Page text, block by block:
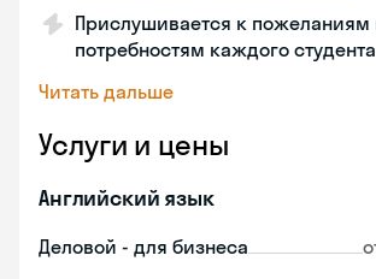
Прислушивается к пожеланиям
потребностям каждого студента
Читать дальше
Услуги и цены
Английский язык
Деловой - для бизнеса